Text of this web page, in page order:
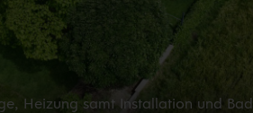
Heizung samt Installation und Bad